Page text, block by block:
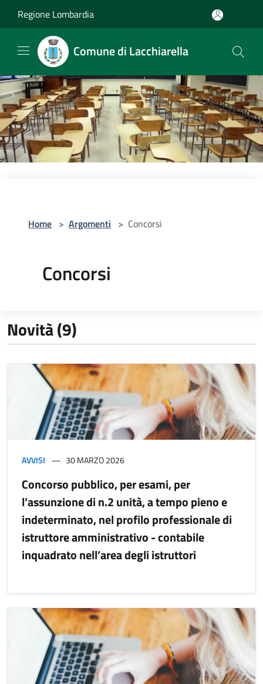
Regione Lombardia
Comune di Lacchiarella
Home > Argomenti > Concorsi
Concorsi
Novità (9)
AVVISI 30 MARZO 2026
Concorso pubblico, per esami, per
l’assunzione di n.2 unità, a tempo pieno e
indeterminato, nel profilo professionale di
istruttore amministrativo - contabile
inquadrato nell’area degli istruttori